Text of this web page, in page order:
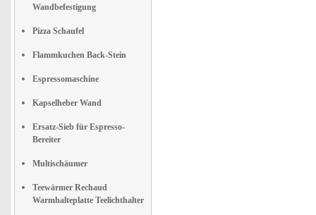
Wandbefestigung
Pizza Schaufel
Flammkuchen Back-Stein
Espressomaschine
Kapselheber Wand
Ersatz-Sieb für Espresso-
Bereiter
Multischäumer
Teewärmer Rechaud
Warmhalteplatte Teelichthalter